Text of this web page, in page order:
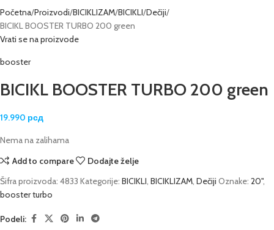
Početna Proizvodi BICIKLIZAM BICIKLI Dečiji
BICIKL BOOSTER TURBO 200 green
Vrati se na proizvode
booster
BICIKL BOOSTER TURBO 200 green
19.990 рсд
Nema na zalihama
Add to compare
Dodajte želje
Šifra proizvoda: 4833 Kategorije: BICIKLI, BICIKLIZAM, Dečiji Oznake: 20",
booster turbo
Podeli: